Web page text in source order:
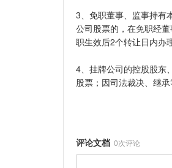
3、免职董事、监事持有
公司股票的，在免职经
职生效后2个转让日内办
4、挂牌公司的控股股东
股票；因司法裁决、继
评论文档 0次评论